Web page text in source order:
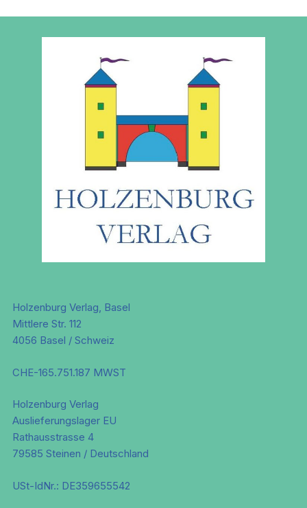
Holzenburg Verlag, Basel
Mittlere Str. 112
4056 Basel / Schweiz
CHE-165.751.187 MWST
Holzenburg Verlag
Auslieferungslager EU
Rathausstrasse 4
79585 Steinen / Deutschland
USt-IdNr.: DE359655542